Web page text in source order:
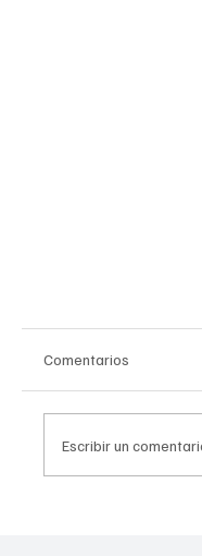
Comentarios
Escribir un